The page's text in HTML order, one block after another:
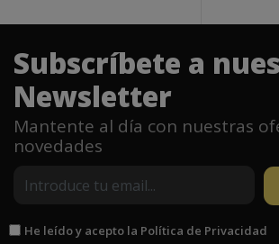
Subscríbete a
Newsletter
Mantente al día con nuestras
novedades
He leído y acepto la Política de Privacidad